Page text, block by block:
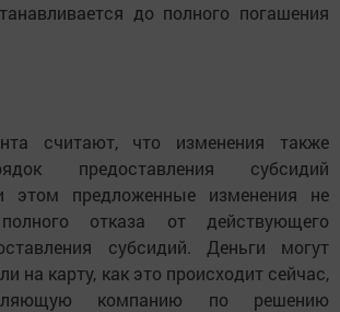
до полного погашения
считают, что изменения также
предоставления субсидий
этом предложенные изменения не
отказа от действующего
субсидий. Деньги могут
на карту, как это происходит сейчас,
компанию по решению